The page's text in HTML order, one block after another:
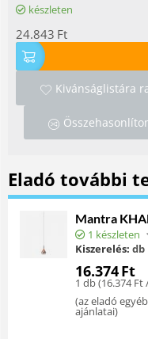
készleten
24.843 Ft
Kivánságlistára
Eladó további
Mantra
1 készleten
Kiszerelés: db
16.374Ft
1 db (16.374Ft
(az eladó egyéb
ajánlatai)